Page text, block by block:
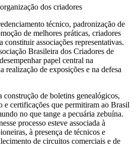
dos criadores
técnico, padronização de
de melhores práticas, criadores
constituir associações representativas.
Brasileira dos Criadores de
papel central na
realização de exposições e na defesa
de boletins genealógicos,
e certificações que permitiram ao Brasil
no que tange a pecuária zebuína.
processo esteve associada à
à presença de técnicos e
de circuitos comerciais e de